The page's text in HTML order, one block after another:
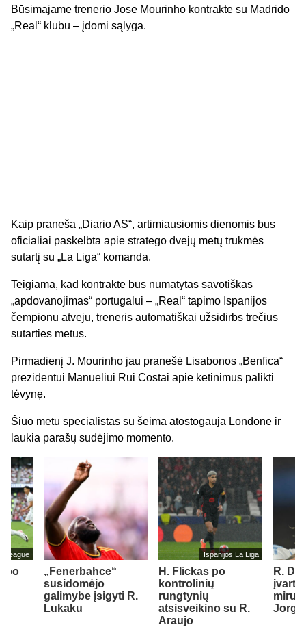
Būsimajame trenerio Jose Mourinho kontrakte su Madrido
„Real“ klubu – įdomi sąlyga.
Kaip praneša „Diario AS“, artimiausiomis dienomis bus
oficialiai paskelbta apie stratego dvejų metų trukmės
sutartį su „La Liga“ komanda.
Teigiama, kad kontrakte bus numatytas savotiškas
„apdovanojimas“ portugalui – „Real“ tapimo Ispanijos
čempionu atveju, treneris automatiškai užsidirbs trečius
sutarties metus.
Pirmadienį J. Mourinho jau pranešė Lisabonos „Benfica“
prezidentui Manueliui Rui Costai apie ketinimus palikti
tėvynę.
Šiuo metu specialistas su šeima atostogauja Londone ir
laukia parašų sudėjimo momento.
League
po
„Fenerbahce“
susidomėjo
galimybe įsigyti R.
Lukaku
Ispanijos La Liga
H. Flickas po
kontrolinių
rungtynių
atsisveikino su R.
Araujo
R.
įvartį
Jorge